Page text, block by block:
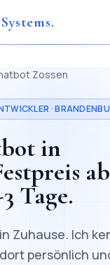
Systems.
Zossen
·
in
ab
Tage.
Zuhause. Ich
persönlich